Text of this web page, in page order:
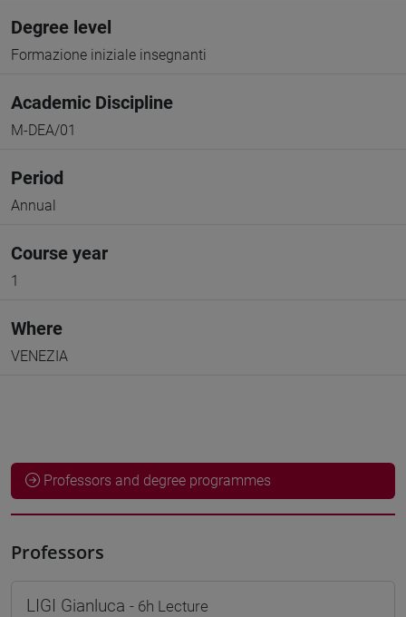
Degree level
Formazione iniziale insegnanti
Academic Discipline
M-DEA/01
Period
Annual
Course year
1
Where
VENEZIA
Professors and degree programmes
Professors
LIGI Gianluca - 6h Lecture